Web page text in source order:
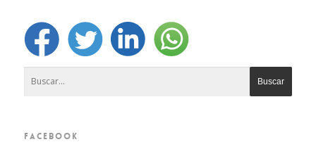
FACEBOOK